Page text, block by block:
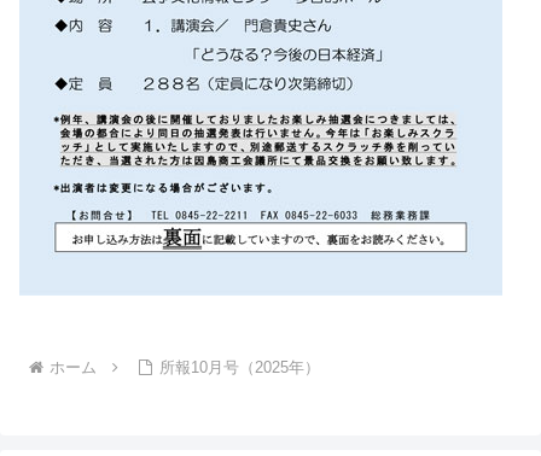
ホーム 所報10月号（2025年）